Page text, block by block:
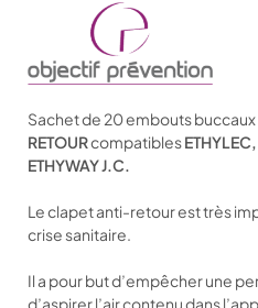
Sachet de 20 embouts buccaux
RETOURcompatibles
ETHYWAY J.C.
Le clapet anti-retour est très
crise sanitaire.
Il a pour but d’empêcher une
d’aspirer l’air contenu dans